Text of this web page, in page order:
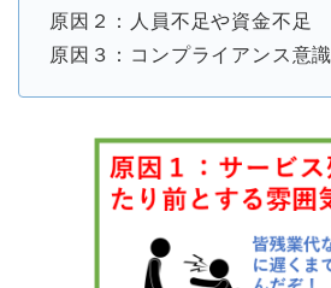
原因２：人員不足や資金不足
原因３：コンプライアンス意